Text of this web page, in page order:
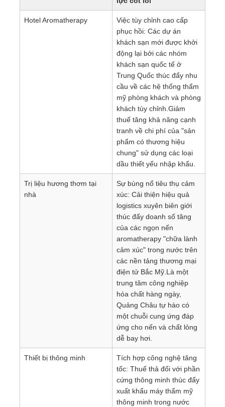
Hotel Aromatherapy
Việc tùy chỉnh cao cấp
phục hồi: Các dự án
khách sạn mới được khởi
động lại bởi các nhóm
khách sạn quốc tế ở
Trung Quốc thúc đẩy nhu
cầu về các hệ thống thẩm
mỹ phòng khách và phòng
khách tùy chỉnh.Giảm
thuế tăng khả năng cạnh
tranh về chi phí của "sản
phẩm có thương hiệu
chung" sử dụng các loại
dầu thiết yếu nhập khẩu.
Trị liệu hương thơm tại
nhà
Sự bùng nổ tiêu thụ cảm
xúc: Cải thiện hiệu quả
logistics xuyên biên giới
thúc đẩy doanh số tăng
của các ngọn nến
aromatherapy "chữa lành
cảm xúc" trong nước trên
các nền tảng thương mại
điện tử Bắc Mỹ.Là một
trung tâm công nghiệp
hóa chất hàng ngày,
Quảng Châu tự hào có
một chuỗi cung ứng đáp
ứng cho nến và chất lỏng
dễ bay hơi.
Thiết bị thông minh
Tích hợp công nghệ tăng
tốc: Thuế thả đối với phần
cứng thông minh thúc đẩy
xuất khẩu máy thẩm mỹ
thông minh trong nước